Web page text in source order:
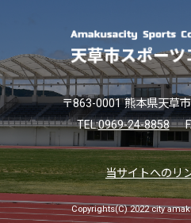
〒863-0001 熊本県天草
TEL:0969-24-8858
当サイトへのリ
Copyrights(C) 2022 city